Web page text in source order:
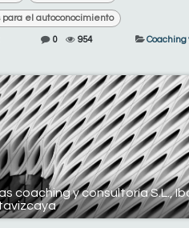
para el autoconocimiento
0 954 Coaching
coaching y consultoría S.L.,